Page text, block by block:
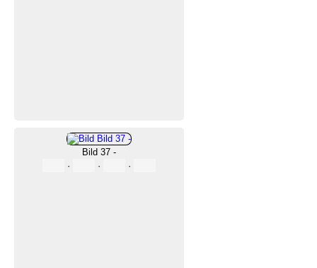
Bild 37 -
·
· ·